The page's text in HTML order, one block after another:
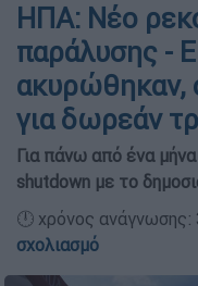
ΗΠΑ: Νέο
παράλυσης -
ακυρώθηκαν,
για δωρεάν
Για πάνω από ένα
shutdown με το
🕛 χρόνος
σχολιασμό